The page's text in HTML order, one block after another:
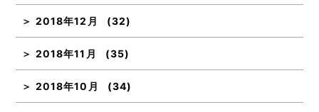
2018年12月 (32)
2018年11月 (35)
2018年10月 (34)